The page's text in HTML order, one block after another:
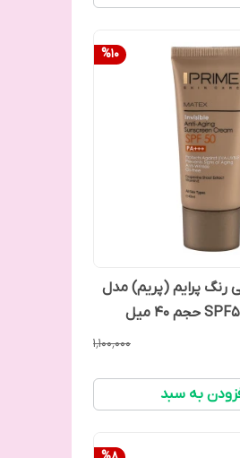
%10
رنگ پرایم (پریم) مدل
۱٬۱۰۰٬۰۰۰
به سبد